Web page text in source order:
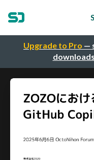
Upgrade to Pro —